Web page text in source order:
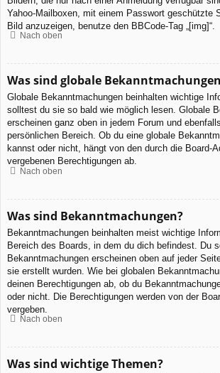
Yahoo-Mailboxen, mit einem Passwort geschützte
Bild anzuzeigen, benutze den BBCode-Tag „[img]“.
Nach oben
Was sind globale
Globale Bekanntmachungen beinhalten wichtige
solltest du sie so bald wie möglich lesen. Globale
erscheinen ganz oben in jedem Forum und
persönlichen Bereich. Ob du eine globale
kannst oder nicht, hängt von den durch die Board-
vergebenen Berechtigungen ab.
Nach oben
Was sind Bekanntmachungen?
Bekanntmachungen beinhalten meist wichtige
Bereich des Boards, in dem du dich befindest. Du
Bekanntmachungen erscheinen oben auf jeder
sie erstellt wurden. Wie bei globalen
deinen Berechtigungen ab, ob du
oder nicht. Die Berechtigungen werden von der
vergeben.
Nach oben
Was sind wichtige Themen?